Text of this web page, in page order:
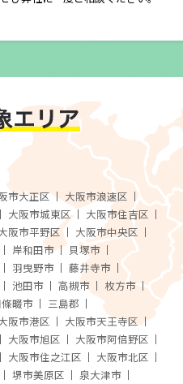
市大正区
大阪市浪速区
大阪市城東区
大阪市住吉区
阪市平野区
大阪市中央区
岸和田市
貝塚市
羽曳野市
藤井寺市
池田市 高槻市
枚方市
畷市
三島郡
阪市港区
大阪市天王寺区
大阪市旭区
大阪市阿倍野区
大阪市住之江区
大阪市北区
堺市美原区
泉大津市